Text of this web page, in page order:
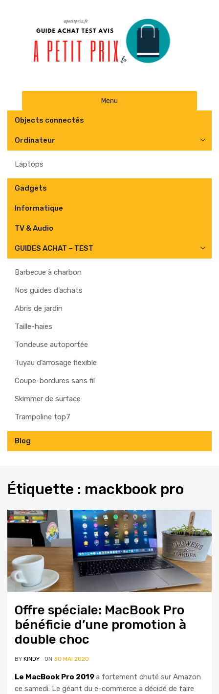
content
Menu
Objects connectés
Ordinateur
Laptops
Gadgets
Informatique
TV & Audio
GUIDES ACHAT – TEST
Barbecue à charbon
Nos guides d’achats
Abris de jardin
Taille-haies
Tondeuse autoportée
Tuyau d’arrosage flexible
Coupe-bordures sans fil
Skimmer de surface
Trampoline top7
Blog
Étiquette : mackbook pro
Offre spéciale: MacBook Pro
bénéficie d’une promotion à
double choc
BY KINDY ON 30 MAI 2020
Le MacBook Pro 2019a fortement chuté sur Amazon
ce samedi. Le géant du e-commerce a décidé de faire